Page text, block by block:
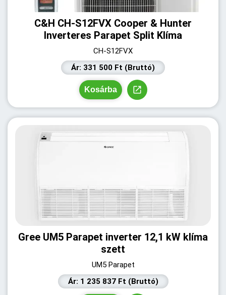
C&H CH-S12FVX Cooper & Hunter
Inverteres Parapet Split Klíma
CH-S12FVX
Ár: 331 500 Ft (Bruttó)
Kosárba
Gree UM5 Parapet inverter 12,1 kW klíma
szett
UM5 Parapet
Ár: 1 235 837 Ft (Bruttó)